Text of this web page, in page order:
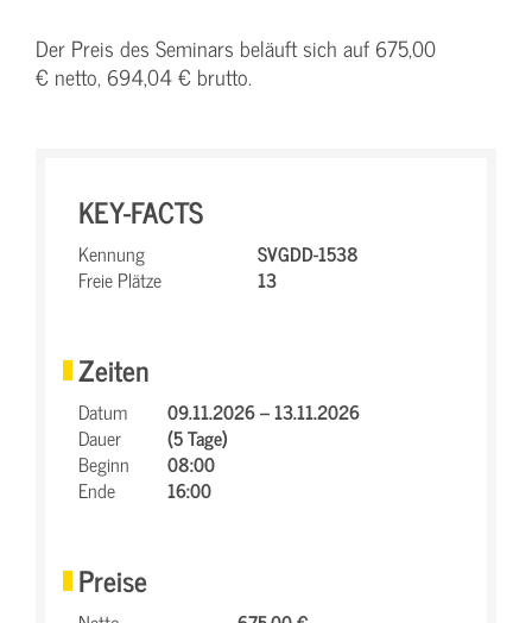
Der Preis des Seminars beläuft sich auf 675,00
€ netto, 694,04 € brutto.
KEY-FACTS
Kennung
SVGDD-1538
Freie Plätze
13
Zeiten
Datum
09.11.2026 – 13.11.2026
Dauer
(5 Tage)
Beginn
08:00
Ende
16:00
Preise